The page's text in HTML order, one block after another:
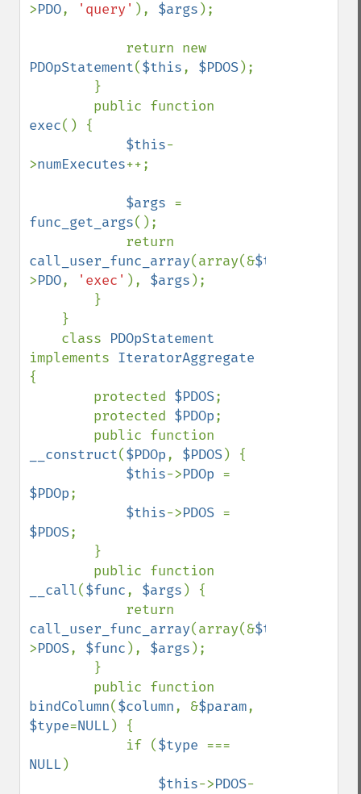
>PDO, 'query' ), $args );
PDOpStatement($this, $PDOS);
exec() {
$this-
>numExecutes++;
$args
func_get_args();
call_user_func_array(array(&$this
>PDO, 'exec' ), $args );
    class
implements
{
        protected
$PDOS;
        protected
$PDOp;
__construct($PDOp, $PDOS) {
$this->PDOp
$PDOp;
$this->PDOS
$PDOS;
__call($func, $args ) {
call_user_func_array(array(&$this
>PDOS, $func ), $args );
bindColumn($column, &$param
$type=NULL) {
            if (
$type
NULL)
$this->PDOS-